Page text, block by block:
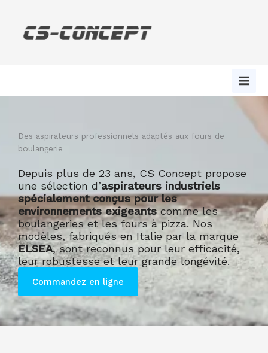
contenu
Des aspirateurs professionnels adaptés aux fours de
boulangerie
Depuis plus de 23 ans, CS Concept propose
une sélection d’aspirateurs industriels
spécialement conçus pour les
environnements exigeantscomme les
boulangeries et les fours à pizza. Nos
modèles, fabriqués en Italie par la marque
ELSEA, sont reconnus pour leur efficacité,
leur robustesse et leur grande longévité.
Commandez en ligne